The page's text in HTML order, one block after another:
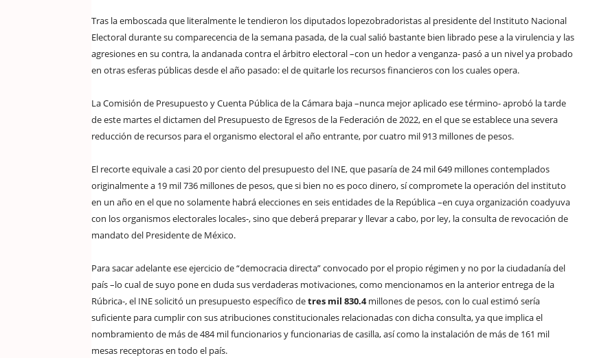
Tras la emboscada que literalmente le tendieron los diputados lopezobradoristas al presidente del Instituto Nacional
Electoral durante su comparecencia de la semana pasada, de la cual salió bastante bien librado pese a la virulencia y las
agresiones en su contra, la andanada contra el árbitro electoral –con un hedor a venganza- pasó a un nivel ya probado
en otras esferas públicas desde el año pasado: el de quitarle los recursos financieros con los cuales opera.
La Comisión de Presupuesto y Cuenta Pública de la Cámara baja –nunca mejor aplicado ese término- aprobó la tarde
de este martes el dictamen del Presupuesto de Egresos de la Federación de 2022, en el que se establece una severa
reducción de recursos para el organismo electoral el año entrante, por cuatro mil 913 millones de pesos.
El recorte equivale a casi 20 por ciento del presupuesto del INE, que pasaría de 24 mil 649 millones contemplados
originalmente a 19 mil 736 millones de pesos, que si bien no es poco dinero, sí compromete la operación del instituto
en un año en el que no solamente habrá elecciones en seis entidades de la República –en cuya organización coadyuva
con los organismos electorales locales-, sino que deberá preparar y llevar a cabo, por ley, la consulta de revocación de
mandato del Presidente de México.
Para sacar adelante ese ejercicio de “democracia directa” convocado por el propio régimen y no por la ciudadanía del
país –lo cual de suyo pone en duda sus verdaderas motivaciones, como mencionamos en la anterior entrega de la
Rúbrica-, el INE solicitó un presupuesto específico detres mil 830.4millones de pesos, con lo cual estimó sería
suficiente para cumplir con sus atribuciones constitucionales relacionadas con dicha consulta, ya que implica el
nombramiento de más de 484 mil funcionarios y funcionarias de casilla, así como la instalación de más de 161 mil
mesas receptoras en todo el país.